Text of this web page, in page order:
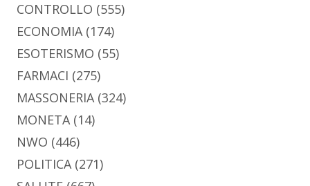
CONTROLLO (555)
ECONOMIA(174)
ESOTERISMO (55)
FARMACI (275)
MASSONERIA(324)
MONETA(14)
NWO (446)
POLITICA(271)